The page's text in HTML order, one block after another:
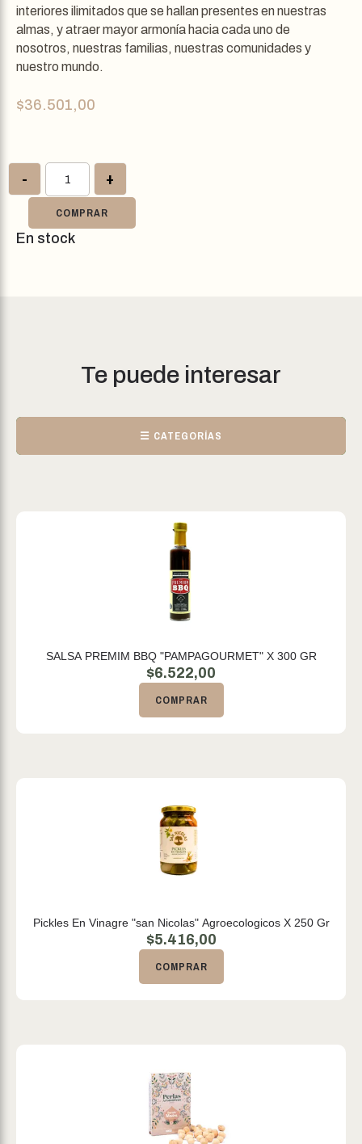
interiores ilimitados que se hallan presentes en nuestras
almas, y atraer mayor armonía hacia cada uno de
nosotros, nuestras familias, nuestras comunidades y
nuestro mundo.
$36.501,00
- +
COMPRAR
En stock
Te puede interesar
☰ CATEGORÍAS
SALSA PREMIM BBQ "PAMPAGOURMET" X 300 GR
$6.522,00
COMPRAR
Pickles En Vinagre "san Nicolas" Agroecologicos X 250 Gr
$5.416,00
COMPRAR